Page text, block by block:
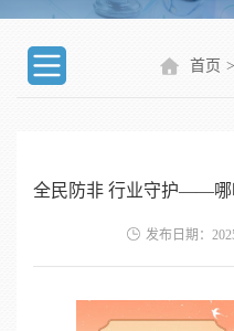
首页
全民防非 行业守护——哪
发布日期：